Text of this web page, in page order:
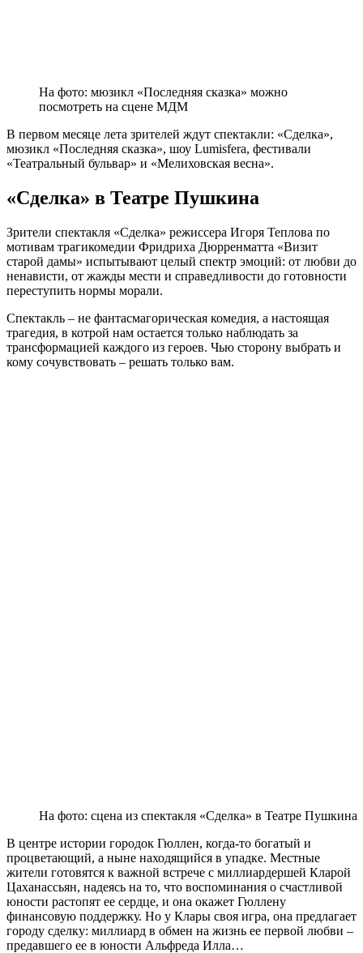
На фото: мюзикл «Последняя сказка» можно
посмотреть на сцене МДМ
В первом месяце лета зрителей ждут спектакли: «Сделка»,
мюзикл «Последняя сказка», шоу Lumisfera, фестивали
«Театральный бульвар» и «Мелиховская весна».
«Сделка» в Театре Пушкина
Зрители спектакля «Сделка» режиссера Игоря Теплова по
мотивам трагикомедии Фридриха Дюрренматта «Визит
старой дамы» испытывают целый спектр эмоций: от любви до
ненависти, от жажды мести и справедливости до готовности
переступить нормы морали.
Спектакль – не фантасмагорическая комедия, а настоящая
трагедия, в котрой нам остается только наблюдать за
трансформацией каждого из героев. Чью сторону выбрать и
кому сочувствовать – решать только вам.
На фото: сцена из спектакля «Сделка» в Театре Пушкина
В центре истории городок Гюллен, когда-то богатый и
процветающий, а ныне находящийся в упадке. Местные
жители готовятся к важной встрече с миллиардершей Кларой
Цаханассьян, надеясь на то, что воспоминания о счастливой
юности растопят ее сердце, и она окажет Гюллену
финансовую поддержку. Но у Клары своя игра, она предлагает
городу сделку: миллиард в обмен на жизнь ее первой любви –
предавшего ее в юности Альфреда Илла…